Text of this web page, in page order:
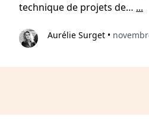
technique de projets de… ...
Aurélie Surget •